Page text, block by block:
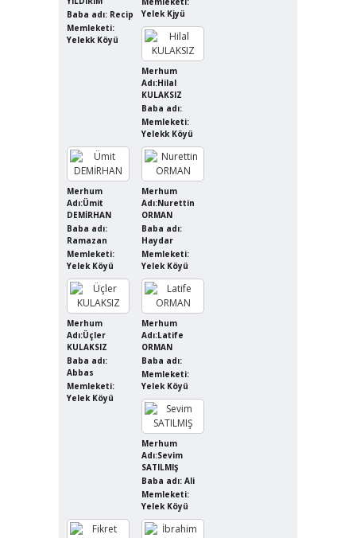
Baba adı: Recip
Memleketi:
Yelekk Köyü
Yelek Kjyü
Merhum
Adı:Hilal
KULAKSIZ
Baba adı:
Memleketi:
Yelekk Köyü
Merhum
Adı:Ümit
DEMİRHAN
Baba adı:
Ramazan
Memleketi:
Yelek Köyü
Merhum
Adı:Nurettin
ORMAN
Baba adı:
Haydar
Memleketi:
Yelek Köyü
Merhum
Adı:Üçler
KULAKSIZ
Baba adı:
Abbas
Memleketi:
Yelek Köyü
Merhum
Adı:Latife
ORMAN
Baba adı:
Memleketi:
Yelek Köyü
Merhum
Adı:Sevim
SATILMIŞ
Baba adı: Ali
Memleketi:
Yelek Köyü